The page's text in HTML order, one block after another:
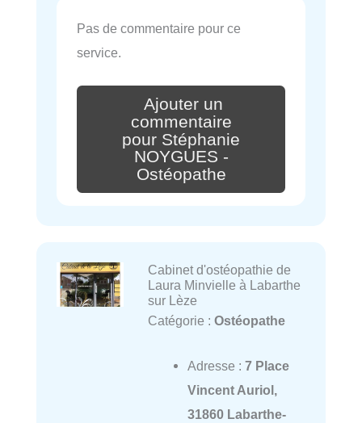
Pas de commentaire pour ce
service.
Ajouter un
commentaire
pour Stéphanie
NOYGUES -
Ostéopathe
Cabinet d'ostéopathie de
Laura Minvielle à Labarthe
sur Lèze
Catégorie : Ostéopathe
Adresse : 7 Place
Vincent Auriol,
31860 Labarthe-